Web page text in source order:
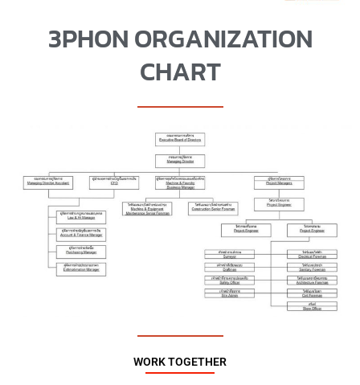
3PHON ORGANIZATION
CHART
WORK TOGETHER